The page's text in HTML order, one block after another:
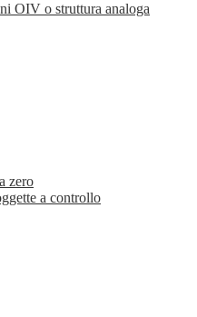
OIV o struttura analoga
zero
a controllo